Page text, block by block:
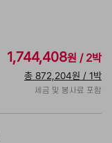
1,744,408원 / 2박
총 872,204원 / 1박
세금 및 봉사료 포함